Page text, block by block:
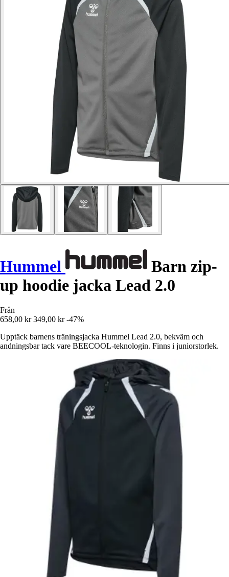
Hummel
Barn zip-
up hoodie jacka Lead 2.0
Från
658,00 kr 349,00 kr -47%
Upptäck barnens träningsjacka Hummel Lead 2.0, bekväm och
andningsbar tack vare BEECOOL-teknologin. Finns i juniorstorlek.